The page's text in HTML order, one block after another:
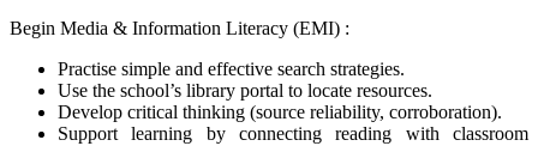
Begin Media & Information Literacy (EMI) :
Practise simple and effective search strategies.
Use the school’s library portal to locate resources.
Develop critical thinking (source reliability, corroboration).
Support learning by connecting reading with classroom